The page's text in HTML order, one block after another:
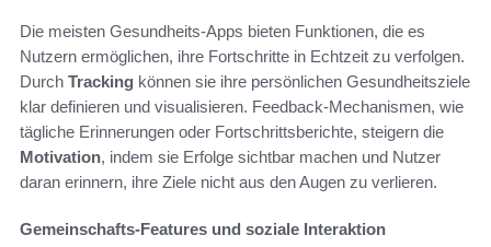
Die meisten Gesundheits-Apps bieten Funktionen, die es
Nutzern ermöglichen, ihre Fortschritte in Echtzeit zu verfolgen.
Durch Tracking können sie ihre persönlichen Gesundheitsziele
klar definieren und visualisieren. Feedback-Mechanismen, wie
tägliche Erinnerungen oder Fortschrittsberichte, steigern die
Motivation, indem sie Erfolge sichtbar machen und Nutzer
daran erinnern, ihre Ziele nicht aus den Augen zu verlieren.
Gemeinschafts-Features und soziale Interaktion